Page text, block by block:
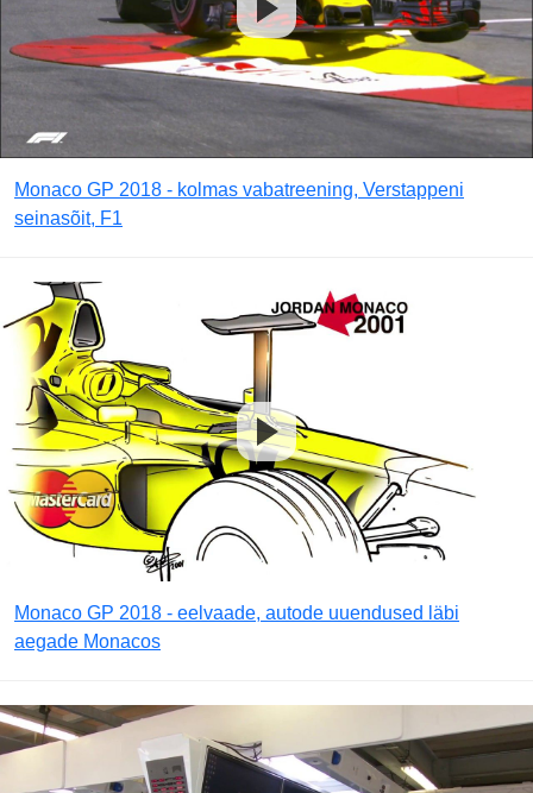
Monaco GP 2018 - kolmas vabatreening, Verstappeni
seinasõit, F1
Monaco GP 2018 - eelvaade, autode uuendused läbi
aegade Monacos